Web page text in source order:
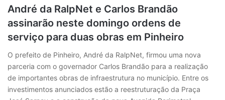
André da RalpNet e Carlos Brandão
assinarão neste domingo ordens de
serviço para duas obras em Pinheiro
O prefeito de Pinheiro, André da RalpNet, firmou uma nova
parceria com o governador Carlos Brandão para a realização
de importantes obras de infraestrutura no município. Entre os
investimentos anunciados estão a reestruturação da Praça